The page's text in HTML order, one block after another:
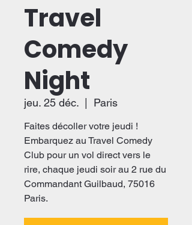
Travel
Comedy
Night
jeu. 25 déc.
  |
Paris
Faites décoller votre jeudi !
Embarquez au Travel Comedy
Club pour un vol direct vers le
rire, chaque jeudi soir au 2 rue du
Commandant Guilbaud, 75016
Paris.